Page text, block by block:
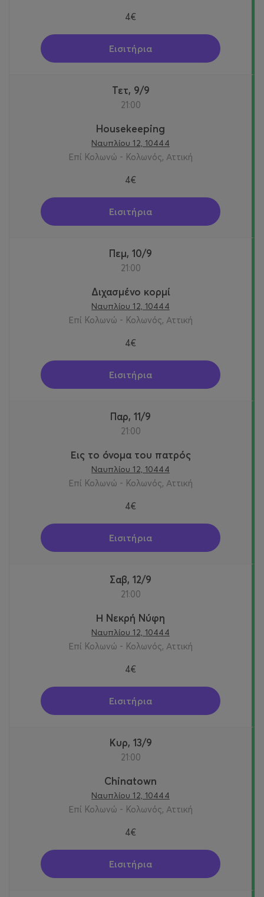
4€
Εισιτήρια
Τετ, 9/9
21:00
Housekeeping
Ναυπλίου 12, 10444
Επί Κολωνώ - Κολωνός, Αττική
4€
Εισιτήρια
Πεμ, 10/9
21:00
Διχασμένο κορμί
Ναυπλίου 12, 10444
Επί Κολωνώ - Κολωνός, Αττική
4€
Εισιτήρια
Παρ, 11/9
21:00
Εις το όνομα του πατρός
Ναυπλίου 12, 10444
Επί Κολωνώ - Κολωνός, Αττική
4€
Εισιτήρια
Σαβ, 12/9
21:00
Η Νεκρή Νύφη
Ναυπλίου 12, 10444
Επί Κολωνώ - Κολωνός, Αττική
4€
Εισιτήρια
Κυρ, 13/9
21:00
Chinatown
Ναυπλίου 12, 10444
Επί Κολωνώ - Κολωνός, Αττική
4€
Εισιτήρια